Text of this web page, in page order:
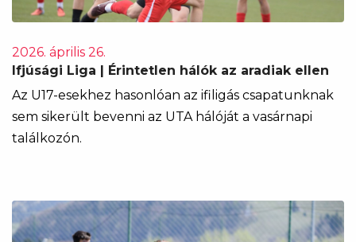
2026. április 26.
Ifjúsági Liga | Érintetlen hálók az aradiak ellen
Az U17-esekhez hasonlóan az ifiligás csapatunknak
sem sikerült bevenni az UTA hálóját a vasárnapi
találkozón.